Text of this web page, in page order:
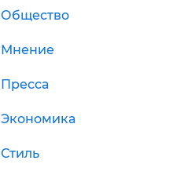
Общество
Мнение
Пресса
Экономика
Стиль